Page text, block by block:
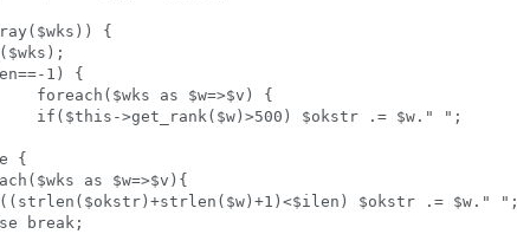
{
1) {
{
as $w=>$v){
$okstr .= $w." ";
break;